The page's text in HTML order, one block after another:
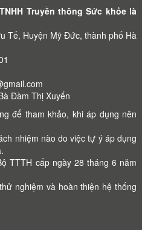
Truyền thông Sức khỏe là
Tế, Huyện Mỹ Đức, thành phố Hà
Đàm Thị Xuyến
để tham khảo, khi áp dụng nên
nhiệm nào do việc tự ý áp dụng
TTTH cấp ngày 28 tháng 6 năm
nghiệm và hoàn thiện hệ thống